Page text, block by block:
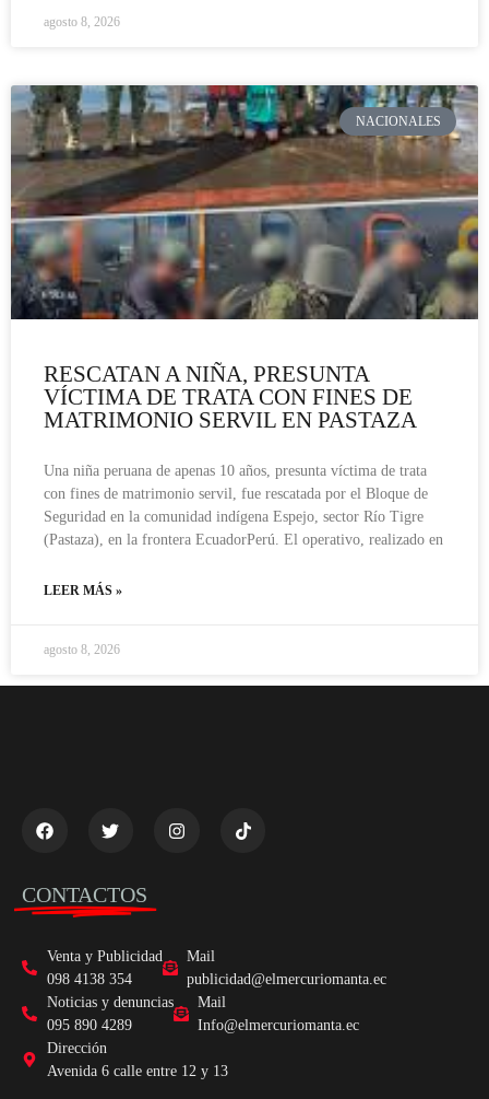
agosto 8, 2026
NACIONALES
RESCATAN A NIÑA, PRESUNTA
VÍCTIMA DE TRATA CON FINES DE
MATRIMONIO SERVIL EN PASTAZA
Una niña peruana de apenas 10 años, presunta víctima de trata
con fines de matrimonio servil, fue rescatada por el Bloque de
Seguridad en la comunidad indígena Espejo, sector Río Tigre
(Pastaza), en la frontera EcuadorPerú. El operativo, realizado en
LEER MÁS »
agosto 8, 2026
CONTACTOS
Venta y Publicidad
098 4138 354
Mail
publicidad@elmercuriomanta.ec
Noticias y denuncias
095 890 4289
Mail
Info@elmercuriomanta.ec
Dirección
Avenida 6 calle entre 12 y 13